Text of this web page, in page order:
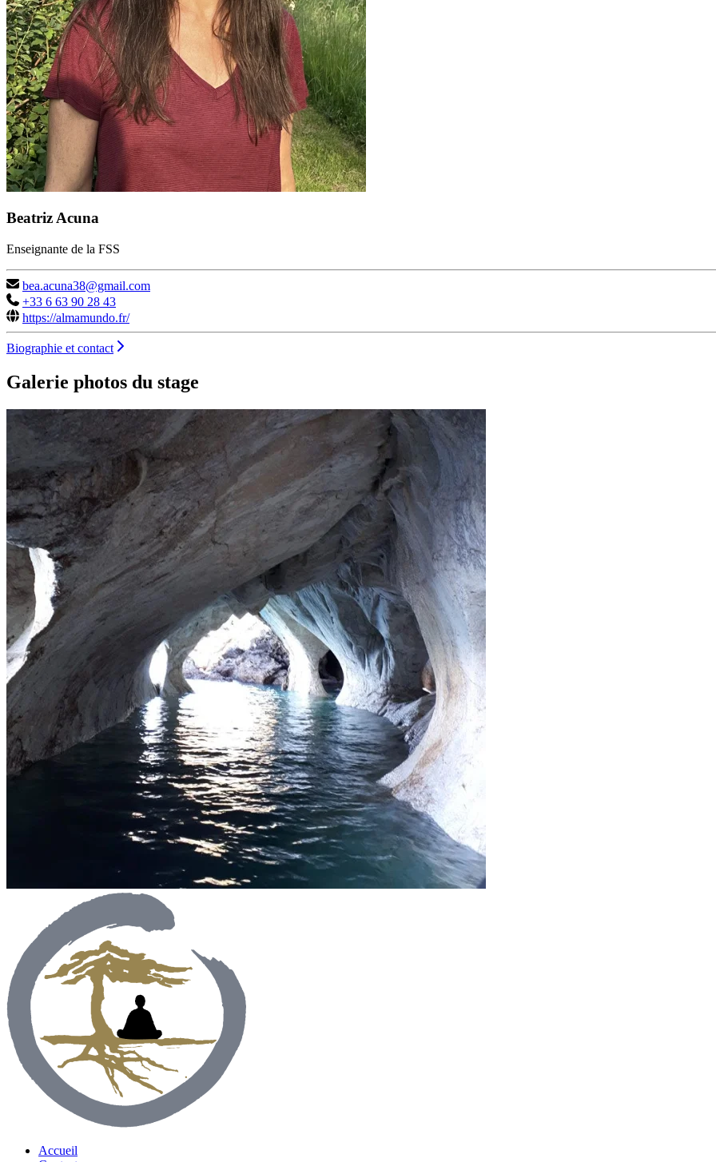
Beatriz Acuna
Enseignante de la FSS
bea.acuna38@gmail.com
+33 6 63 90 28 43
https://almamundo.fr/
Biographie et contact
Galerie photos du stage
Accueil